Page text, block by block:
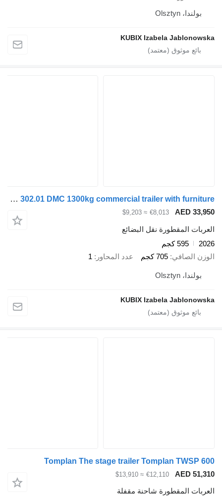
بولندا، Olsztyn
KUBIX Izabela Jablonowska
Tomplan TH 302.01 DMC 1300kg commercial trailer with furniture
AED 33,950
€8,013
≈ $9,203
العربات المقطورة نقل البضائع
2026
595 كجم
الوزن الصافي 705 كجم عدد المحاور 1
بولندا، Olsztyn
KUBIX Izabela Jablonowska
Tomplan The stage trailer Tomplan TWSP 600
AED 51,310
€12,110
≈ $13,910
العربات المقطورة شاحنة مقفلة